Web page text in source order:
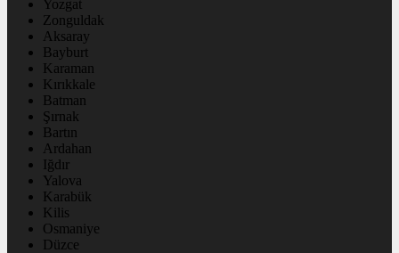
Yozgat
Zonguldak
Aksaray
Bayburt
Karaman
Kırıkkale
Batman
Şırnak
Bartın
Ardahan
Iğdır
Yalova
Karabük
Kilis
Osmaniye
Düzce